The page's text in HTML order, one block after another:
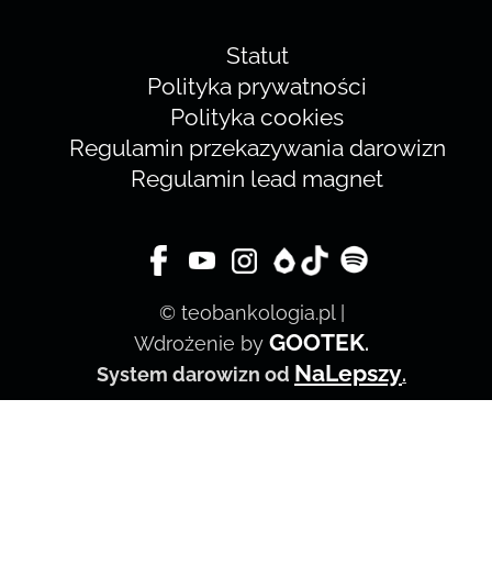
Statut
Polityka prywatności
Polityka cookies
Regulamin przekazywania darowizn
Regulamin lead magnet
© teobankologia.pl |
Wdrożenie by GOOTEK.
System darowizn od NaLepszy.